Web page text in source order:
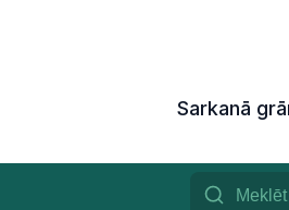
Sarkanā